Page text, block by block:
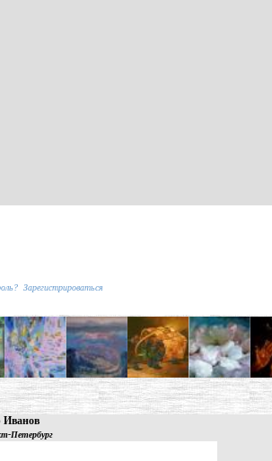
Зарегистрироваться
Иванов
Петербург